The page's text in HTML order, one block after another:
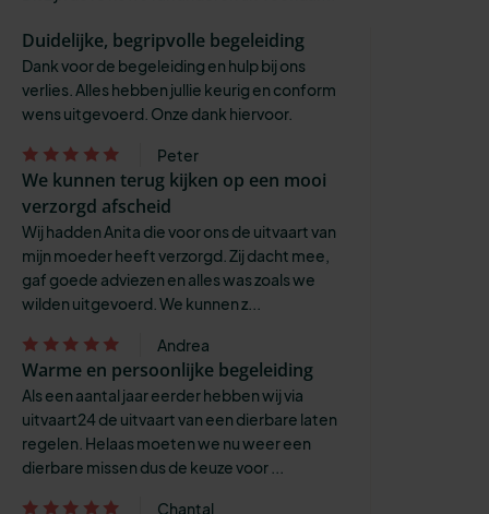
Duidelijke, begripvolle begeleiding
Dank voor de begeleiding en hulp bij ons
verlies. Alles hebben jullie keurig en conform
wens uitgevoerd. Onze dank hiervoor.
Peter
We kunnen terug kijken op een mooi
verzorgd afscheid
Wij hadden Anita die voor ons de uitvaart van
mijn moeder heeft verzorgd. Zij dacht mee,
gaf goede adviezen en alles was zoals we
wilden uitgevoerd. We kunnen z...
Andrea
Warme en persoonlijke begeleiding
Als een aantal jaar eerder hebben wij via
uitvaart24 de uitvaart van een dierbare laten
regelen. Helaas moeten we nu weer een
dierbare missen dus de keuze voor ...
Chantal